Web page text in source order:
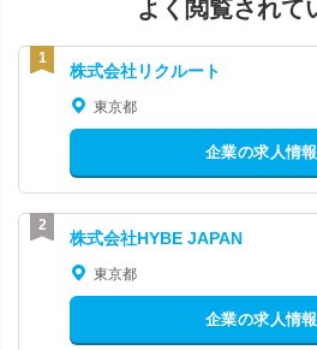
よく閲覧されて
株式会社リクルート
東京都
企業の求人情
株式会社HYBE JAPAN
東京都
企業の求人情